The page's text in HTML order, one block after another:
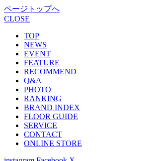
ページトップへ
CLOSE
TOP
NEWS
EVENT
FEATURE
RECOMMEND
Q&A
PHOTO
RANKING
BRAND INDEX
FLOOR GUIDE
SERVICE
CONTACT
ONLINE STORE